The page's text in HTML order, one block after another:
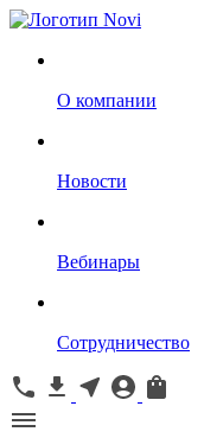
О компании
Новости
Вебинары
Сотрудничество